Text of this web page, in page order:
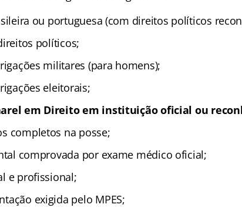
ou portuguesa (com direitos políticos
políticos;
militares (para homens);
eleitorais;
em Direito em instituição oficial ou
completos na posse;
comprovada por exame médico oficial;
e profissional;
exigida pelo MPES;